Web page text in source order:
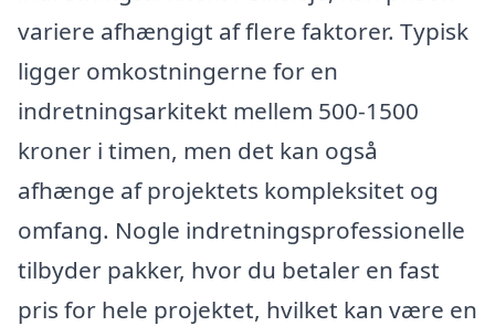
variere afhængigt af flere faktorer. Typisk
ligger omkostningerne for en
indretningsarkitekt mellem 500-1500
kroner i timen, men det kan også
afhænge af projektets kompleksitet og
omfang. Nogle indretningsprofessionelle
tilbyder pakker, hvor du betaler en fast
pris for hele projektet, hvilket kan være en